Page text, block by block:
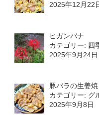
2025年12月22
ヒガンバナ
カテゴリー: 四
2025年9月24日
豚バラの生姜
カテゴリー: グ
2025年9月8日